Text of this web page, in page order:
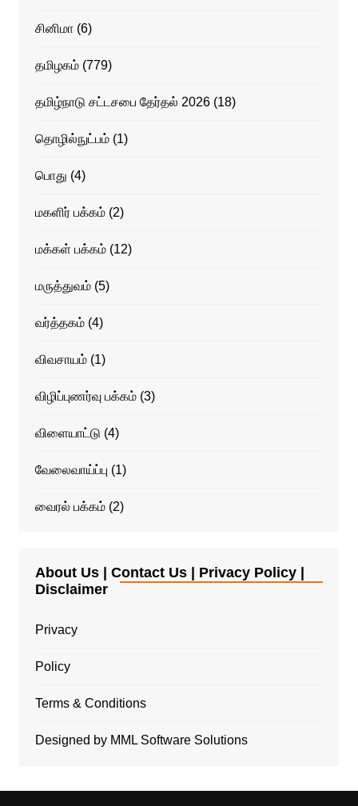
சினிமா(6)
தமிழகம்(779)
தமிழ்நாடு சட்டசபை தேர்தல் 2026(18)
தொழில்நுட்பம்(1)
பொது (4)
மகளிர் பக்கம்(2)
மக்கள் பக்கம்(12)
மருத்துவம்(5)
வர்த்தகம்(4)
விவசாயம்(1)
விழிப்புணர்வு பக்கம்(3)
விளையாட்டு (4)
வேலைவாய்ப்பு (1)
வைரல் பக்கம்(2)
About Us | Contact Us | Privacy Policy |
Disclaimer
Privacy
Policy
Terms & Conditions
Designed by MML Software Solutions